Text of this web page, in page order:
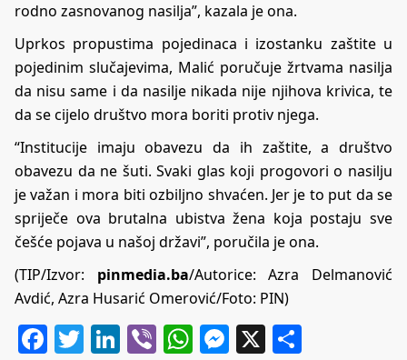
rodno zasnovanog nasilja”, kazala je ona.
Uprkos propustima pojedinaca i izostanku zaštite u
pojedinim slučajevima, Malić poručuje žrtvama nasilja
da nisu same i da nasilje nikada nije njihova krivica, te
da se cijelo društvo mora boriti protiv njega.
“Institucije imaju obavezu da ih zaštite, a društvo
obavezu da ne šuti. Svaki glas koji progovori o nasilju
je važan i mora biti ozbiljno shvaćen. Jer je to put da se
spriječe ova brutalna ubistva žena koja postaju sve
češće pojava u našoj državi”, poručila je ona.
(TIP/Izvor: pinmedia.ba/Autorice:Azra Delmanović
Avdić, Azra Husarić Omerović/Foto: PIN)
Facebook
Twitter
LinkedIn
ViberWhatsApp
Messenger
X